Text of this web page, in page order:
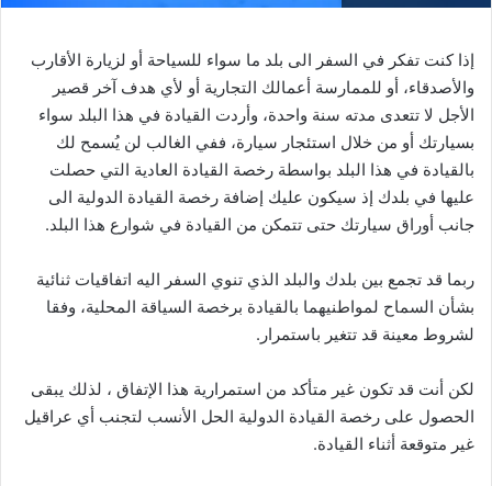
إذا كنت تفكر في السفر الى بلد ما سواء للسياحة أو لزيارة الأقارب
والأصدقاء، أو للممارسة أعمالك التجارية أو لأي هدف آخر قصير
الأجل لا تتعدى مدته سنة واحدة، وأردت القيادة في هذا البلد سواء
بسيارتك أو من خلال استئجار سيارة، ففي الغالب لن يُسمح لك
بالقيادة في هذا البلد بواسطة رخصة القيادة العادية التي حصلت
عليها في بلدك إذ سيكون عليك إضافة رخصة القيادة الدولية الى
جانب أوراق سيارتك حتى تتمكن من القيادة في شوارع هذا البلد.
ربما قد تجمع بين بلدك والبلد الذي تنوي السفر اليه اتفاقيات ثنائية
بشأن السماح لمواطنيهما بالقيادة برخصة السياقة المحلية، وفقا
لشروط معينة قد تتغير باستمرار.
لكن أنت قد تكون غير متأكد من استمرارية هذا الإتفاق ، لذلك يبقى
الحصول على رخصة القيادة الدولية الحل الأنسب لتجنب أي عراقيل
غير متوقعة أثناء القيادة.